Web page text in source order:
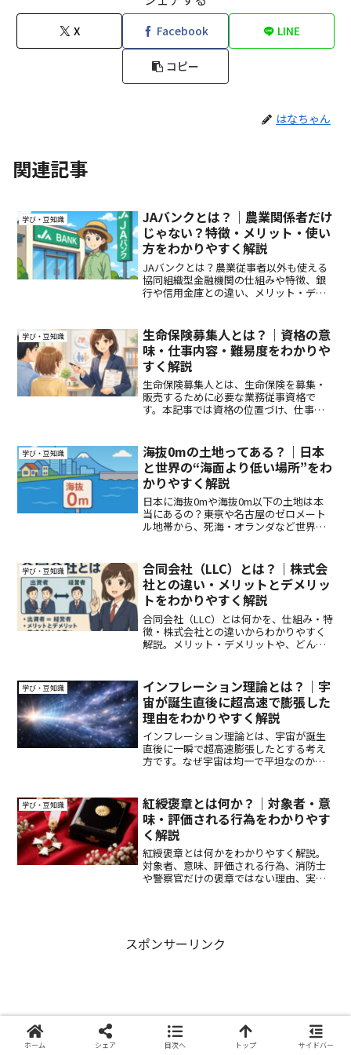
X Facebook LINE
コピー
はなちゃん
関連記事
学び・豆知識
JAバンクとは？｜農業関係者だけ
じゃない？特徴・メリット・使い
方をわかりやすく解説
JAバンクとは？農業従事者以外も使える
協同組織型金融機関の仕組みや特徴、銀
行や信用金庫との違い、メリット・デメ
学び・豆知識
生命保険募集人とは？｜資格の意
味・仕事内容・難易度をわかりや
すく解説
生命保険募集人とは、生命保険を募集・
販売するために必要な業務従事資格で
す。本記事では資格の位置づけ、仕事内
学び・豆知識
海抜0mの土地ってある？｜日本
と世界の“海面より低い場所”をわ
かりやすく解説
日本に海抜0mや海抜0m以下の土地は本
当にあるの？――東京や名古屋のゼロメート
ル地帯から、死海・オランダなど世界の
す。
学び・豆知識
合同会社（LLC）とは？｜株式会
社との違い・メリットとデメリッ
トをわかりやすく解説
合同会社（LLC）とは何かを、仕組み・特
徴・株式会社との違いからわかりやすく
解説。メリット・デメリットや、どんな
学び・豆知識
インフレーション理論とは？｜宇
宙が誕生直後に超高速で膨張した
理由をわかりやすく解説
インフレーション理論とは、宇宙が誕生
直後に一瞬で超高速膨張したとする考え
方です。なぜ宇宙は均一で平坦なのか、
学び・豆知識
紅綬褒章とは何か？｜対象者・意
味・評価される行為をわかりやす
く解説
紅綬褒章とは何かをわかりやすく解説。
対象者、意味、評価される行為、消防士
や警察官だけの褒章ではない理由、実際
スポンサーリンク
ホーム シェア 目次へ トップ サイドバー